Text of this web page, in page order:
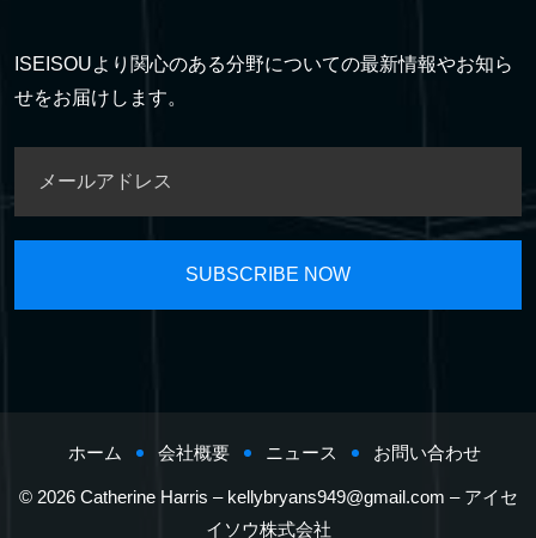
ISEISOUより関心のある分野についての最新情報やお知ら
せをお届けします。
ホーム 会社概要 ニュース お問い合わせ
© 2026 Catherine Harris – kellybryans949@gmail.com – アイセ
イソウ株式会社